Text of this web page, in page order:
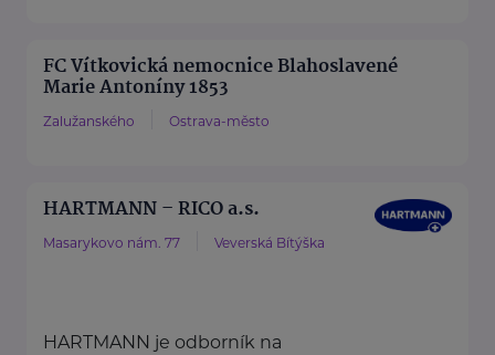
FC Vítkovická nemocnice Blahoslavené
Marie Antoníny 1853
Zalužanského Ostrava-město
HARTMANN – RICO a.s.
Masarykovo nám. 77 Veverská Bítýška
HARTMANN je odborník na